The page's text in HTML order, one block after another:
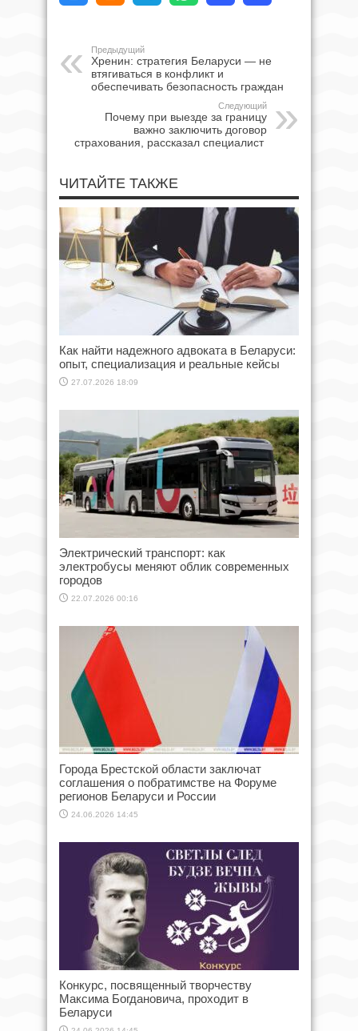
Предыдущий
Хренин: стратегия Беларуси — не
втягиваться в конфликт и
обеспечивать безопасность граждан
Следующий
Почему при выезде за границу
важно заключить договор
страхования, рассказал специалист
ЧИТАЙТЕ ТАКЖЕ
Как найти надежного адвоката в Беларуси:
опыт, специализация и реальные кейсы
27.07.2026 18:09
Электрический транспорт: как
электробусы меняют облик современных
городов
22.07.2026 00:16
Города Брестской области заключат
соглашения о побратимстве на Форуме
регионов Беларуси и России
24.06.2026 14:45
Конкурс, посвященный творчеству
Максима Богдановича, проходит в
Беларуси